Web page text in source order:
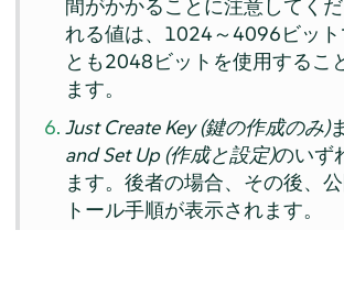
間がかかることに注意してく
れる値は、1024～4096ビット
とも2048ビットを使用するこ
ます。
Just Create Key (鍵の作成のみ)
and Set Up (作成と設定)のいず
ます。後者の場合、その後、
トール手順が表示されます。